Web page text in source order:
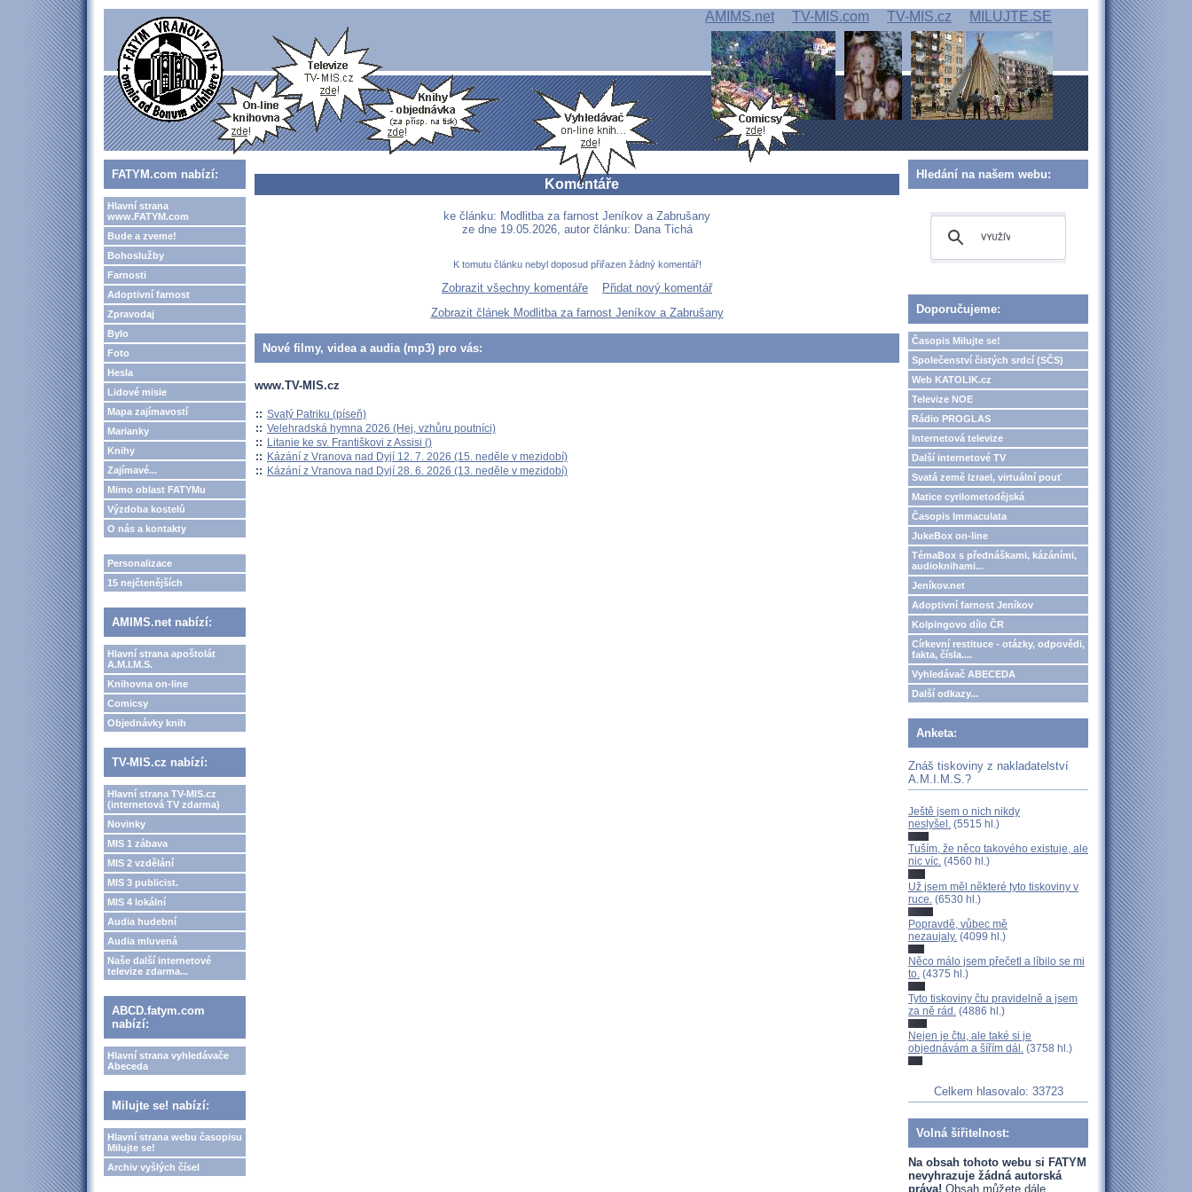
AMIMS.net TV-MIS.com TV-MIS.cz MILUJTE.SE
FATYM.com nabízí:
Hlavní strana
www.FATYM.com
Bude a zveme!
Bohoslužby
Farnosti
Adoptivní farnost
Zpravodaj
Bylo
Foto
Hesla
Lidové misie
Mapa zajímavostí
Marianky
Knihy
Zajímavé...
Mimo oblast FATYMu
Výzdoba kostelů
O nás a kontakty
Personalizace
15 nejčtenějších
AMIMS.net nabízí:
Hlavní strana apoštolát
A.M.I.M.S.
Knihovna on-line
Comicsy
Objednávky knih
TV-MIS.cz nabízí:
Hlavní strana TV-MIS.cz
(internetová TV zdarma)
Novinky
MIS 1 zábava
MIS 2 vzdělání
MIS 3 publicist.
MIS 4 lokální
Audia hudební
Audia mluvená
Naše další internetové
televize zdarma...
ABCD.fatym.com
nabízí:
Hlavní strana vyhledávače
Abeceda
Milujte se! nabízí:
Hlavní strana webu časopisu
Milujte se!
Archiv vyšlých čísel
Komentáře
ke článku: Modlitba za farnost Jeníkov a Zabrušany
ze dne 19.05.2026, autor článku: Dana Tichá
K tomutu článku nebyl doposud přiřazen žádný komentář!
Zobrazit všechny komentáře
Přidat nový komentář
Zobrazit článek Modlitba za farnost Jeníkov a Zabrušany
Nové filmy, videa a audia (mp3) pro vás:
www.TV-MIS.cz
:: Svatý Patriku (píseň)
:: Velehradská hymna 2026 (Hej, vzhůru poutníci)
:: Litanie ke sv. Františkovi z Assisi ()
:: Kázání z Vranova nad Dyjí 12. 7. 2026 (15. neděle v mezidobí)
:: Kázání z Vranova nad Dyjí 28. 6. 2026 (13. neděle v mezidobí)
Hledání na našem webu:
Doporučujeme:
Časopis Milujte se!
Společenství čistých srdcí (SČS)
Web KATOLIK.cz
Televize NOE
Rádio PROGLAS
Internetová televize
Další internetové TV
Svatá země Izrael, virtuální pouť
Matice cyrilometodějská
Časopis Immaculata
JukeBox on-line
TémaBox s přednáškami, kázáními,
audioknihami...
Jeníkov.net
Adoptivní farnost Jeníkov
Kolpingovo dílo ČR
Církevní restituce - otázky, odpovědi,
fakta, čísla....
Vyhledávač ABECEDA
Další odkazy...
Anketa:
Znáš tiskoviny z nakladatelství
A.M.I.M.S.?
Ještě jsem o nich nikdy
neslyšel. (5515 hl.)
Tuším, že něco takového existuje, ale
nic víc. (4560 hl.)
Už jsem měl některé tyto tiskoviny v
ruce. (6530 hl.)
Popravdě, vůbec mě
nezaujaly. (4099 hl.)
Něco málo jsem přečetl a líbilo se mi
to. (4375 hl.)
Tyto tiskoviny čtu pravidelně a jsem
za ně rád. (4886 hl.)
Nejen je čtu, ale také si je
objednávám a šířím dál. (3758 hl.)
Celkem hlasovalo: 33723
Volná šiřitelnost:
Na obsah tohoto webu si FATYM
nevyhrazuje žádná autorská
práva! Obsah můžete dále